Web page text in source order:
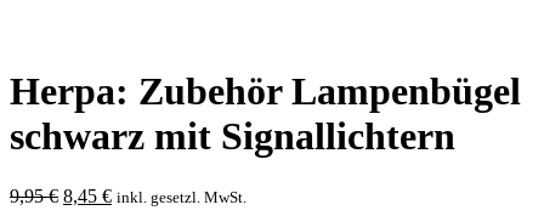
Herpa: Zubehör Lampenbügel
schwarz mit Signallichtern
9,95€ Ursprünglicher
8,45 €Aktueller
inkl. gesetzl. MwSt.